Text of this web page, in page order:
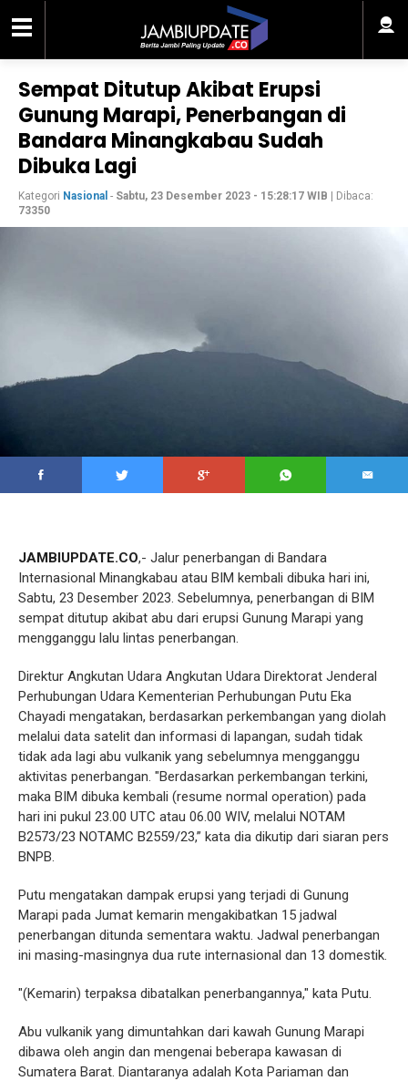
Sempat Ditutup Akibat Erupsi
Gunung Marapi, Penerbangan di
Bandara Minangkabau Sudah
Dibuka Lagi
Kategori Nasional - Sabtu, 23 Desember 2023 - 15:28:17 WIB | Dibaca:
73350
JAMBIUPDATE.CO,- Jalur penerbangan di Bandara
Internasional Minangkabau atau BIM kembali dibuka hari ini,
Sabtu, 23 Desember 2023. Sebelumnya, penerbangan di BIM
sempat ditutup akibat abu dari erupsi Gunung Marapi yang
mengganggu lalu lintas penerbangan.
Direktur Angkutan Udara Angkutan Udara Direktorat Jenderal
Perhubungan Udara Kementerian Perhubungan Putu Eka
Chayadi mengatakan, berdasarkan perkembangan yang diolah
melalui data satelit dan informasi di lapangan, sudah tidak
tidak ada lagi abu vulkanik yang sebelumnya mengganggu
aktivitas penerbangan. "Berdasarkan perkembangan terkini,
maka BIM dibuka kembali (resume normal operation) pada
hari ini pukul 23.00 UTC atau 06.00 WIV, melalui NOTAM
B2573/23 NOTAMC B2559/23,” kata dia dikutip dari siaran pers
BNPB.
Putu mengatakan dampak erupsi yang terjadi di Gunung
Marapi pada Jumat kemarin mengakibatkan 15 jadwal
penerbangan ditunda sementara waktu. Jadwal penerbangan
ini masing-masingnya dua rute internasional dan 13 domestik.
"(Kemarin) terpaksa dibatalkan penerbangannya," kata Putu.
Abu vulkanik yang dimuntahkan dari kawah Gunung Marapi
dibawa oleh angin dan mengenai beberapa kawasan di
Sumatera Barat. Diantaranya adalah Kota Pariaman dan